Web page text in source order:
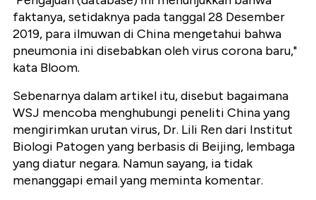
faktanya, setidaknya pada tanggal 28 Desember
2019, para ilmuwan di China mengetahui bahwa
pneumonia ini disebabkan oleh virus corona baru,"
kata Bloom.
Sebenarnya dalam artikel itu, disebut bagaimana
WSJ mencoba menghubungi peneliti China yang
mengirimkan urutan virus, Dr. Lili Ren dari Institut
Biologi Patogen yang berbasis di Beijing, lembaga
yang diatur negara. Namun sayang, ia tidak
menanggapi email yang meminta komentar.